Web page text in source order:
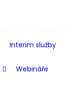
Interim služby
Webináře